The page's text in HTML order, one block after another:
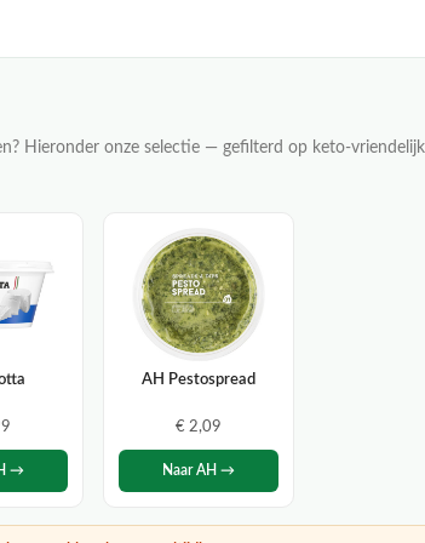
Hieronder onze selectie — gefilterd op keto-
→
AH Pestospread
€ 2,09
Naar AH →